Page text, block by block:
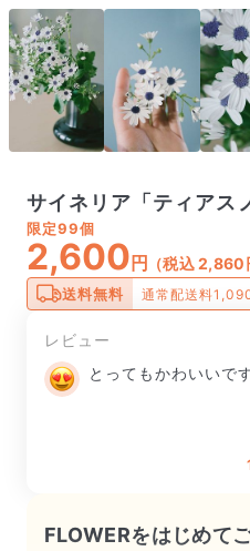
サイネリア「ティアス
限定99個
2,600 円 （税込 2,860
送料無料 通常配送料
レビュー
とってもかわいいで
FLOWERをはじめて